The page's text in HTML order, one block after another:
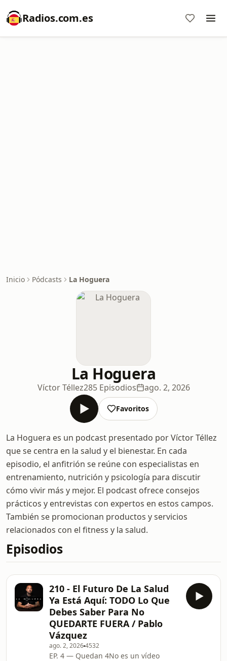
Radios.com.es
Inicio Pódcasts La Hoguera
La Hoguera
Víctor Téllez285 Episodios ago. 2, 2026
Favoritos
La Hoguera es un podcast presentado por Víctor Téllez
que se centra en la salud y el bienestar. En cada
episodio, el anfitrión se reúne con especialistas en
entrenamiento, nutrición y psicología para discutir
cómo vivir más y mejor. El podcast ofrece consejos
prácticos y entrevistas con expertos en estos campos.
También se promocionan productos y servicios
relacionados con el fitness y la salud.
Episodios
210 - El Futuro De La Salud
Ya Está Aquí: TODO Lo Que
Debes Saber Para No
QUEDARTE FUERA / Pablo
Vázquez
ago. 2, 20264532
EP. 4 — Quedan 4No es un vídeo